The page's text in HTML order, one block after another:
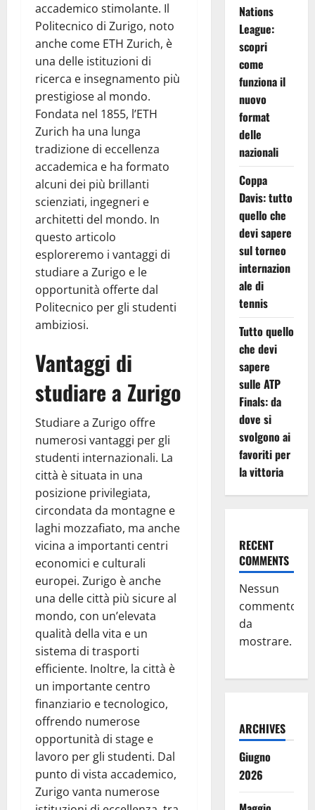
accademico stimolante. Il
Politecnico di Zurigo, noto
anche come ETH Zurich, è
una delle istituzioni di
ricerca e insegnamento più
prestigiose al mondo.
Fondata nel 1855, l’ETH
Zurich ha una lunga
tradizione di eccellenza
accademica e ha formato
alcuni dei più brillanti
scienziati, ingegneri e
architetti del mondo. In
questo articolo
esploreremo i vantaggi di
studiare a Zurigo e le
opportunità offerte dal
Politecnico per gli studenti
ambiziosi.
Vantaggi di
studiare a Zurigo
Studiare a Zurigo offre
numerosi vantaggi per gli
studenti internazionali. La
città è situata in una
posizione privilegiata,
circondata da montagne e
laghi mozzafiato, ma anche
vicina a importanti centri
economici e culturali
europei. Zurigo è anche
una delle città più sicure al
mondo, con un’elevata
qualità della vita e un
sistema di trasporti
efficiente. Inoltre, la città è
un importante centro
finanziario e tecnologico,
offrendo numerose
opportunità di stage e
lavoro per gli studenti. Dal
punto di vista accademico,
Zurigo vanta numerose
Nations
League:
scopri
come
funziona il
nuovo
format
delle
nazionali
Coppa
Davis: tutto
quello che
devi sapere
sul torneo
internazion
ale di
tennis
Tutto quello
che devi
sapere
sulle ATP
Finals: da
dove si
svolgono ai
favoriti per
la vittoria
RECENT
COMMENTS
Nessun
commento
da
mostrare.
ARCHIVES
Giugno
2026